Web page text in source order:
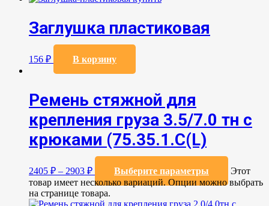
Заглушка пластиковая
156 ₽ В корзину
Ремень стяжной для
крепления груза 3.5/7.0 тн с
крюками (75.35.1.C(L)
2405 ₽ – 2903 ₽ Выберите параметры
Этот
товар имеет несколько вариаций. Опции можно выбрать
на странице товара.